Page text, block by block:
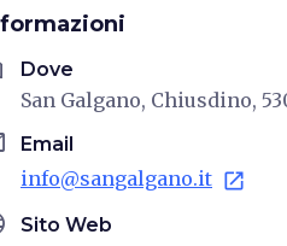
Dove
San Galgano, Chiusdino,
Email
info@sangalgano.it open_in_new
Sito Web